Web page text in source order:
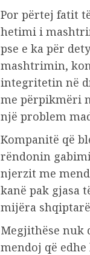
Por përtej fatit
hetimi i
pse e ka për
mashtrimin,
integritetin në
me përpikmëri
një problem
Kompanitë që
rëndonin
njerzit me
kanë pak gjasa
mijëra
Megjithëse nuk
mendoj që